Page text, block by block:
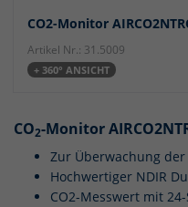
CO2-Monitor
Artikel Nr.: 31.5009
+ 360° ANSICHT
CO2-Monitor
Zur Überwachung
Hochwertiger NDIR
CO2-Messwert mit